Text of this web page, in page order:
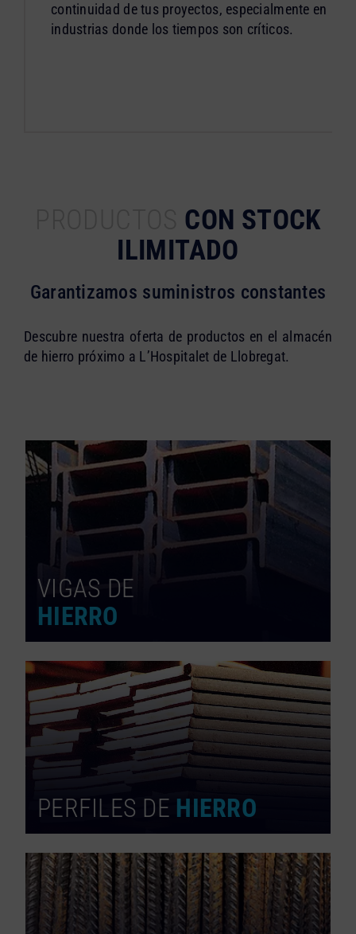
continuidad de tus proyectos, especialmente en
industrias donde los tiempos son críticos.
CON STOCK
ILIMITADO
Garantizamos suministros constantes
Descubre nuestra oferta de productos en el almacén
de hierro próximo a L’Hospitalet de Llobregat.
VIGAS DE
HIERRO
PERFILES DE HIERRO